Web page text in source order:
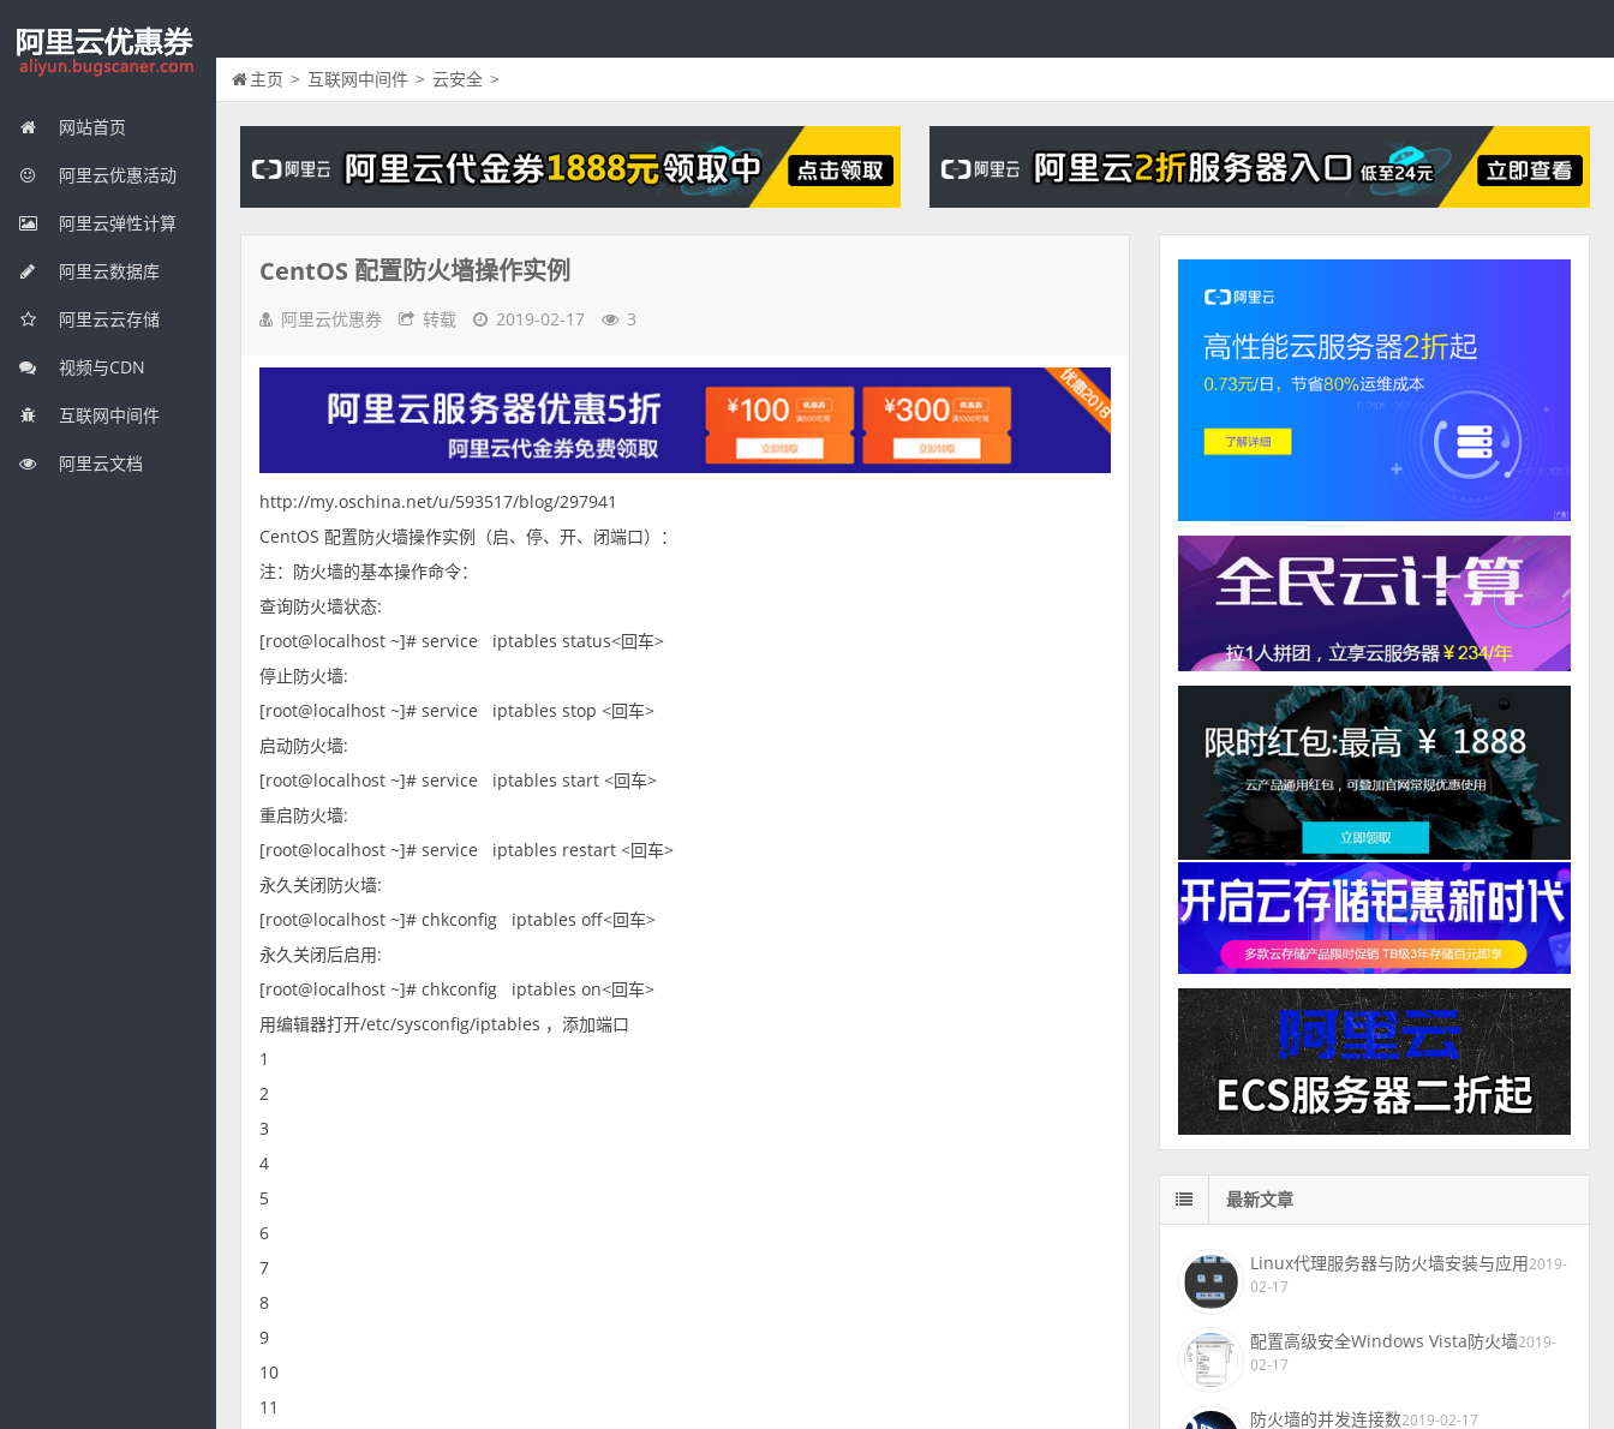
网站首页
阿里云优惠活动
阿里云弹性计算
阿里云数据库
阿里云云存储
视频与CDN
互联网中间件
阿里云文档
主页 > 互联网中间件 > 云安全 >
CentOS 配置防火墙操作实例
阿里云优惠券 转载 2019-02-17 3
http://my.oschina.net/u/593517/blog/297941
CentOS 配置防火墙操作实例（启、停、开、闭端口）：
注：防火墙的基本操作命令：
查询防火墙状态:
[root@localhost ~]# service iptables status<回车>
停止防火墙:
[root@localhost ~]# service iptables stop <回车>
启动防火墙:
[root@localhost ~]# service iptables start <回车>
重启防火墙:
[root@localhost ~]# service iptables restart <回车>
永久关闭防火墙:
[root@localhost ~]# chkconfig iptables off<回车>
永久关闭后启用:
[root@localhost ~]# chkconfig iptables on<回车>
用编辑器打开/etc/sysconfig/iptables ，添加端口
1
2
3
4
5
6
7
8
9
10
11
最新文章
Linux代理服务器与防火墙安装与应用2019-
02-17
配置高级安全Windows Vista防火墙2019-
02-17
防火墙的并发连接数2019-02-17